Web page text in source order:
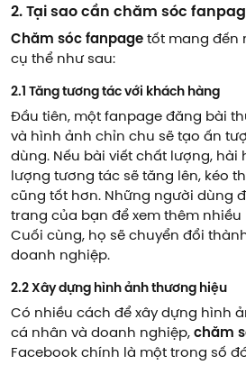
2. Tại sao cần chăm sóc
Chăm sóc fanpage tốt mang đến
cụ thể như sau:
2.1 Tăng tương tác với khách hàng
Đầu tiên, một fanpage đăng bài
và hình ảnh chỉn chu sẽ tạo ấn
dùng. Nếu bài viết chất lượng, hài
lượng tương tác sẽ tăng lên, kéo
cũng tốt hơn. Những người dùng
trang của bạn để xem thêm
Cuối cùng, họ sẽ chuyển đổi
doanh nghiệp.
2.2 Xây dựng hình ảnh thương hiệu
Có nhiều cách để xây dựng hình
cá nhân và doanh nghiệp, chăm
Facebook chính là một trong số